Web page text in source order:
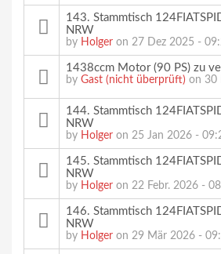
143. Stammtisch
NRW
by Holger on 27 Dez 2025 -
1438ccm Motor (90 PS) zu
by Gast (nicht überprüft) on 30
144. Stammtisch
NRW
by Holger on 25 Jan 2026 -
145. Stammtisch
NRW
by Holger on 22 Febr. 2026 -
146. Stammtisch
NRW
by Holger on 29 Mär 2026 -